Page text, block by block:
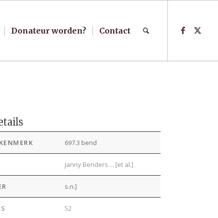
Donateur worden? Contact
697.3 bend
Janny Benders ... [et al.]
s.n.]
52